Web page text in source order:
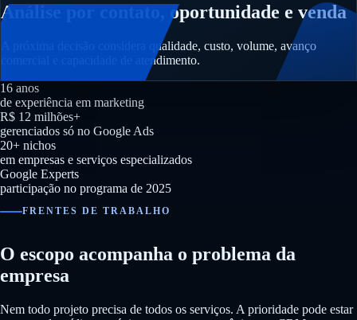
Análise por contato, oportunidade e venda
A próxima decisão considera qualidade, custo, volume, avanço
comercial e capacidade de atendimento.
16 anos
de experiência em marketing
R$ 12 milhões+
gerenciados só no Google Ads
20+ nichos
em empresas e serviços especializados
Google Experts
participação no programa de 2025
FRENTES DE TRABALHO
O escopo acompanha o problema da
empresa
Nem todo projeto precisa de todos os serviços. A prioridade pode estar